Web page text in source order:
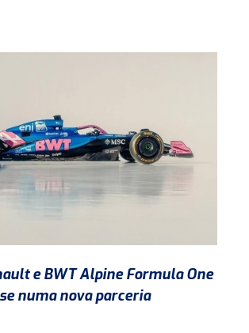
e BWT Alpine Formula One
numa nova parceria